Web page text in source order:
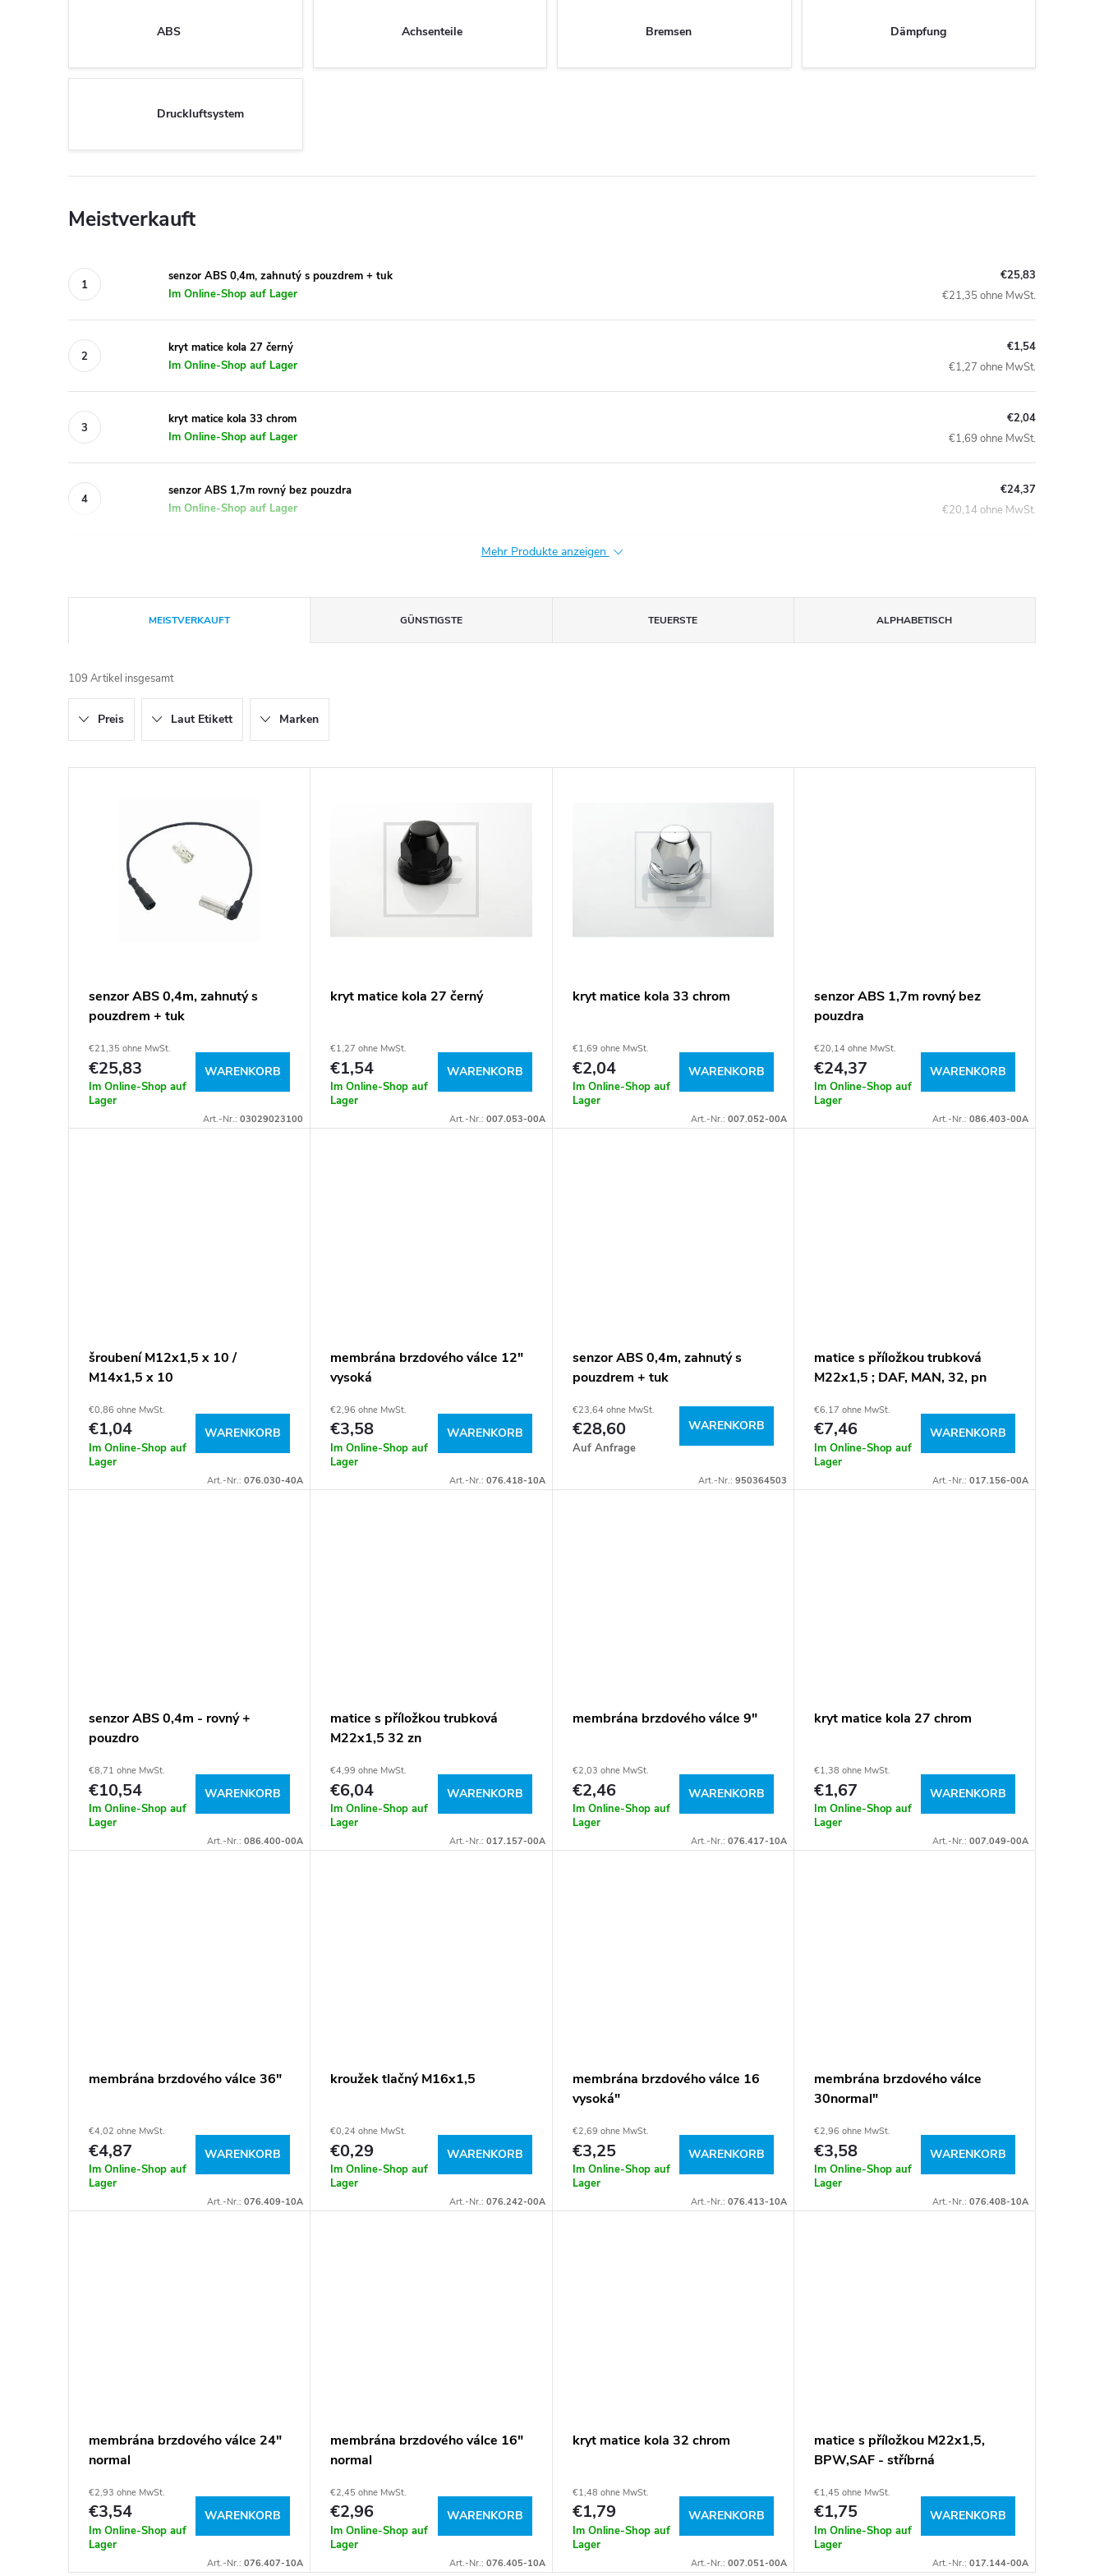
ABS Achsenteile Bremsen Dämpfung
Druckluftsystem
Meistverkauft
senzor ABS 0,4m, zahnutý s pouzdrem + tuk
Im Online-Shop auf Lager
€25,83
€21,35 ohne MwSt.
kryt matice kola 27 černý
Im Online-Shop auf Lager
€1,54
€1,27 ohne MwSt.
kryt matice kola 33 chrom
Im Online-Shop auf Lager
€2,04
€1,69 ohne MwSt.
senzor ABS 1,7m rovný bez pouzdra
Im Online-Shop auf Lager
€24,37
€20,14 ohne MwSt.
Mehr Produkte anzeigen
r
o
d
u
MEISTVERKAUFT GÜNSTIGSTE TEUERSTE ALPHABETISCH
109 Artikel insgesamt
Preis Laut Etikett Marken
senzor ABS 0,4m, zahnutý s
pouzdrem + tuk
€21,35 ohne MwSt.
€25,83
Im Online-Shop auf
Lager
WARENKORB
Art.-Nr.:03029023100
kryt matice kola 27 černý
€1,27 ohne MwSt.
€1,54
Im Online-Shop auf
Lager
WARENKORB
Art.-Nr.: 007.053-00A
kryt matice kola 33 chrom
€1,69 ohne MwSt.
€2,04
Im Online-Shop auf
Lager
WARENKORB
Art.-Nr.: 007.052-00A
senzor ABS 1,7m rovný bez
pouzdra
€20,14 ohne MwSt.
€24,37
Im Online-Shop auf
Lager
WARENKORB
Art.-Nr.: 086.403-00A
šroubení M12x1,5 x 10 /
M14x1,5 x 10
€0,86 ohne MwSt.
€1,04
Im Online-Shop auf
Lager
WARENKORB
Art.-Nr.:076.030-40A
membrána brzdového válce 12"
vysoká
€2,96 ohne MwSt.
€3,58
Im Online-Shop auf
Lager
WARENKORB
Art.-Nr.: 076.418-10A
senzor ABS 0,4m, zahnutý s
pouzdrem + tuk
€23,64 ohne MwSt.
€28,60
Auf Anfrage
WARENKORB
Art.-Nr.: 950364503
matice s příložkou trubková
M22x1,5 ; DAF, MAN, 32, pn
€6,17 ohne MwSt.
€7,46
Im Online-Shop auf
Lager
WARENKORB
Art.-Nr.: 017.156-00A
senzor ABS 0,4m - rovný +
pouzdro
€8,71 ohne MwSt.
€10,54
Im Online-Shop auf
Lager
WARENKORB
Art.-Nr.:086.400-00A
matice s příložkou trubková
M22x1,5 32 zn
€4,99 ohne MwSt.
€6,04
Im Online-Shop auf
Lager
WARENKORB
Art.-Nr.: 017.157-00A
membrána brzdového válce 9"
€2,03 ohne MwSt.
€2,46
Im Online-Shop auf
Lager
WARENKORB
Art.-Nr.: 076.417-10A
kryt matice kola 27 chrom
€1,38 ohne MwSt.
€1,67
Im Online-Shop auf
Lager
WARENKORB
Art.-Nr.: 007.049-00A
membrána brzdového válce 36"
€4,02 ohne MwSt.
€4,87
Im Online-Shop auf
Lager
WARENKORB
Art.-Nr.:076.409-10A
kroužek tlačný M16x1,5
€0,24 ohne MwSt.
€0,29
Im Online-Shop auf
Lager
WARENKORB
Art.-Nr.: 076.242-00A
membrána brzdového válce 16
vysoká"
€2,69 ohne MwSt.
€3,25
Im Online-Shop auf
Lager
WARENKORB
Art.-Nr.: 076.413-10A
membrána brzdového válce
30normal"
€2,96 ohne MwSt.
€3,58
Im Online-Shop auf
Lager
WARENKORB
Art.-Nr.: 076.408-10A
membrána brzdového válce 24"
normal
€2,93 ohne MwSt.
€3,54
Im Online-Shop auf
Lager
WARENKORB
Art.-Nr.:076.407-10A
membrána brzdového válce 16"
normal
€2,45 ohne MwSt.
€2,96
Im Online-Shop auf
Lager
WARENKORB
Art.-Nr.: 076.405-10A
kryt matice kola 32 chrom
€1,48 ohne MwSt.
€1,79
Im Online-Shop auf
Lager
WARENKORB
Art.-Nr.: 007.051-00A
matice s příložkou M22x1,5,
BPW,SAF - stříbrná
€1,45 ohne MwSt.
€1,75
Im Online-Shop auf
Lager
WARENKORB
Art.-Nr.: 017.144-00A